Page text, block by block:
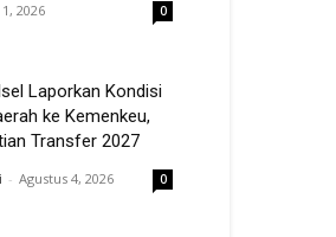
2026 0
Laporkan Kondisi
ke Kemenkeu,
Transfer 2027
- Agustus 4, 2026 0